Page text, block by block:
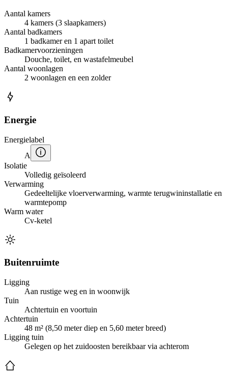
Aantal kamers
4 kamers (3 slaapkamers)
Aantal badkamers
1 badkamer en 1 apart toilet
Badkamervoorzieningen
Douche, toilet, en wastafelmeubel
Aantal woonlagen
2 woonlagen en een zolder
Energie
Energielabel
A
Isolatie
Volledig geïsoleerd
Verwarming
Gedeeltelijke vloerverwarming, warmte terugwininstallatie en
warmtepomp
Warm water
Cv-ketel
Buitenruimte
Ligging
Aan rustige weg en in woonwijk
Tuin
Achtertuin en voortuin
Achtertuin
48 m² (8,50 meter diep en 5,60 meter breed)
Ligging tuin
Gelegen op het zuidoosten bereikbaar via achterom